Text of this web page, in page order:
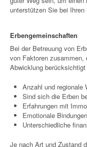
unterstützen Sie bei Ihren
Erbengemeinschaften
Bei der Betreuung von
von Faktoren zusammen,
Abwicklung berücksichtigt
Anzahl und regionale
Sind sich die Erben
Erfahrungen mit
Emotionale
Unterschiedliche
Je nach Art und Zustand